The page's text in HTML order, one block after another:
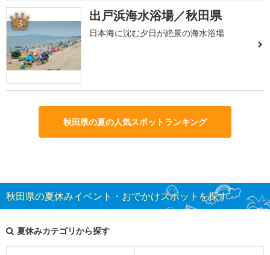
3 出戸浜海水浴場／秋田県
日本海に沈む夕日が絶景の海水浴場
秋田県の夏の人気スポットランキング
秋田県の夏休みイベント・おでかけスポットを探す
夏休みカテゴリから探す